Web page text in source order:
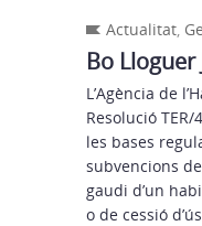
Actualitat,
Bo Lloguer
L’Agència de
Resolució
les bases
subvencions
gaudi d’un
o de cessió